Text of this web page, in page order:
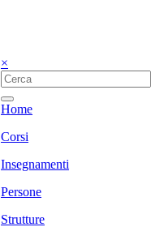
×
Home
Corsi
Insegnamenti
Persone
Strutture